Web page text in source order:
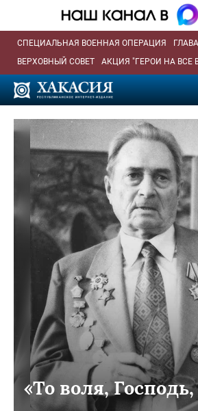
СПЕЦИАЛЬНАЯ ВОЕННАЯ ОПЕРАЦИЯ
ВЕРХОВНЫЙ СОВЕТ
АКЦИЯ "ГЕРОИ НА ВСЕ
«То воля, Господь,